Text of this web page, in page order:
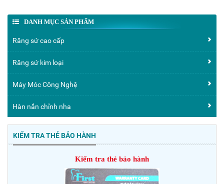
DANH MỤC SẢN PHẨM
Răng sứ cao cấp
Răng sứ kim loại
Máy Móc Công Nghệ
Hàn nắn chỉnh nha
KIỂM TRA THẺ BẢO HÀNH
Kiểm tra thẻ bảo hành